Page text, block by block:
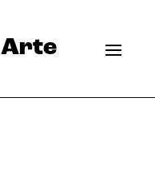
Arte